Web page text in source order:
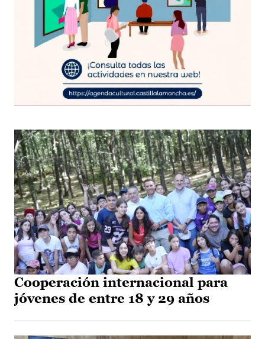
Cooperación internacional para
jóvenes de entre 18 y 29 años